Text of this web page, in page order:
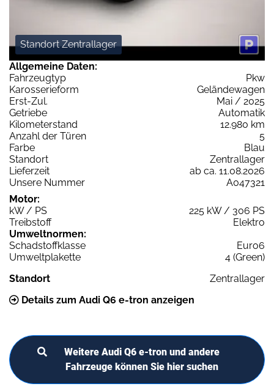
Standort Zentrallager
Allgemeine Daten:
Fahrzeugtyp
Pkw
Karosserieform
Geländewagen
Erst-Zul.
Mai / 2025
Getriebe
Automatik
Kilometerstand
12.980 km
Anzahl der Türen
5
Farbe
Blau
Standort
Zentrallager
Lieferzeit
ab ca. 11.08.2026
Unsere Nummer
A047321
Motor:
kW / PS
225 kW / 306 PS
Treibstoff
Elektro
Umweltnormen:
Schadstoffklasse
Euro6
Umweltplakette
4 (Green)
Standort
Zentrallager
Details zum Audi Q6 e-tron anzeigen
Weitere Audi Q6 e-tron und andere
Fahrzeuge können Sie hier suchen